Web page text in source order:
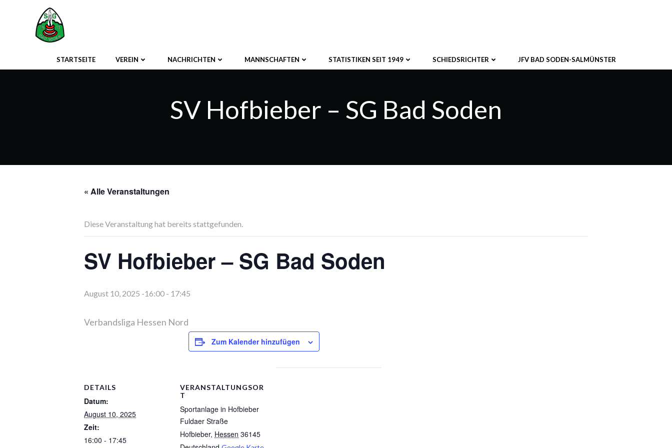
STARTSEITE VEREIN NACHRICHTEN MANNSCHAFTEN STATISTIKEN SEIT 1949 SCHIEDSRICHTER JFV BAD SODEN-SALMÜNSTER
SV Hofbieber – SG Bad Soden
« Alle Veranstaltungen
Diese Veranstaltung hat bereits stattgefunden.
SV Hofbieber – SG Bad Soden
August 10, 2025 -16:00 - 17:45
Verbandsliga Hessen Nord
Zum Kalender hinzufügen
DETAILS
Datum:
August 10, 2025
Zeit:
16:00 - 17:45
VERANSTALTUNGSOR
T
Sportanlage in Hofbieber
Fuldaer Straße
Hofbieber, Hessen 36145